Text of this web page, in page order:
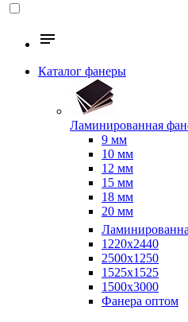
Каталог фанеры
Ламинированная
9 мм
10 мм
12 мм
15 мм
18 мм
20 мм
1220x2440
2500x1250
1525x1525
1500x3000
Фанера оптом